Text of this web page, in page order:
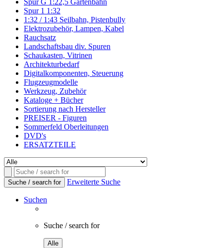
Spur G 1:22,5 Gartenbahn
Spur 1 1:32
1:32 / 1:43 Seilbahn, Pistenbully
Elektrozubehör, Lampen, Kabel
Rauchsatz
Landschaftsbau div. Spuren
Schaukasten, Vitrinen
Architekturbedarf
Digitalkomponenten, Steuerung
Flugzeugmodelle
Werkzeug, Zubehör
Kataloge + Bücher
Sortierung nach Hersteller
PREISER - Figuren
Sommerfeld Oberleitungen
DVD's
ERSATZTEILE
Suche / search for Erweiterte Suche
Suchen
Suche / search for
Alle